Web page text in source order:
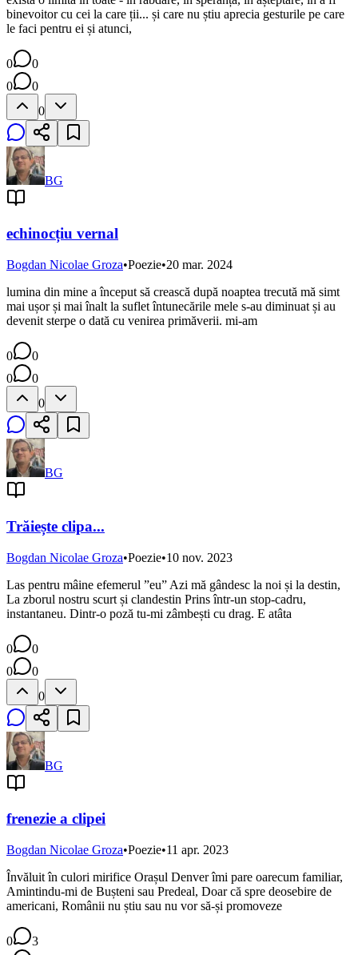
binevoitor cu cei la care ții... și care nu știu aprecia gesturile pe care
le faci pentru ei și atunci,
0
0
0
0
0
BG
echinocțiu vernal
Bogdan Nicolae Groza•Poezie•20 mar. 2024
lumina din mine a început să crească după noaptea trecută mă simt
mai ușor și mai înalt la suflet întunecările mele s-au diminuat și au
devenit sterpe o dată cu venirea primăverii. mi-am
0
0
0
0
0
BG
Trăiește clipa...
Bogdan Nicolae Groza•Poezie•10 nov. 2023
Las pentru mâine efemerul ”eu” Azi mă gândesc la noi și la destin,
La zborul nostru scurt și clandestin Prins într-un stop-cadru,
instantaneu. Dintr-o poză tu-mi zâmbești cu drag. E atâta
0
0
0
0
0
BG
frenezie a clipei
Bogdan Nicolae Groza•Poezie•11 apr. 2023
Învăluit în culori mirifice Orașul Denver îmi pare oarecum familiar,
Amintindu-mi de Bușteni sau Predeal, Doar că spre deosebire de
americani, Românii nu știu sau nu vor să-și promoveze
0
3